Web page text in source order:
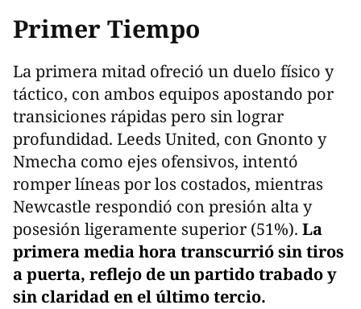
Primer Tiempo
La primera mitad ofreció un duelo físico y
táctico, con ambos equipos apostando por
transiciones rápidas pero sin lograr
profundidad. Leeds United, con Gnonto y
Nmecha como ejes ofensivos, intentó
romper líneas por los costados, mientras
Newcastle respondió con presión alta y
posesión ligeramente superior (51%). La
primera media hora transcurrió sin tiros
a puerta, reflejo de un partido trabado y
sin claridad en el último tercio.